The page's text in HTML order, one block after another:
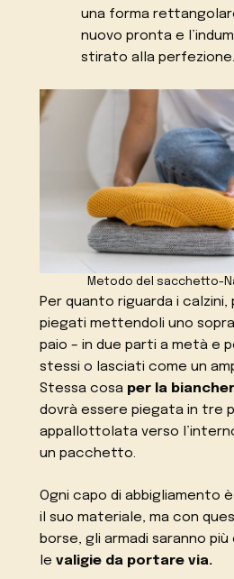
una forma
nuovo pronta e
stirato alla perfezione.
Metodo del sacchetto-
Per quanto riguarda i
piegati mettendoli uno sopra
paio – in due parti a metà e
stessi o lasciati come un
Stessa cosa per la
dovrà essere piegata in tre
appallottolata verso
un pacchetto.
Ogni capo di abbigliamento
il suo materiale, ma con
borse, gli armadi saranno
le valigie da portare via.